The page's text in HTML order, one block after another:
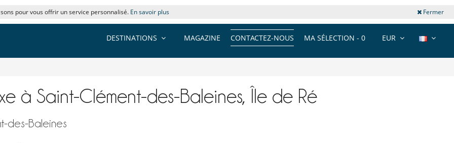
pour vous offrir un service personnalisé. En savoir plus Fermer
EUR
MA SÉLECTION - 0
CONTACTEZ-NOUS
MAGAZINE
DESTINATIONS
à Saint-Clément-des-Baleines, Île de Ré
des-Baleines